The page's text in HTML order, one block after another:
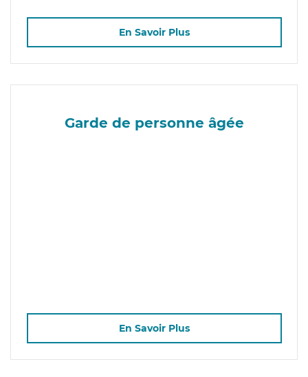
En Savoir Plus
Garde de personne âgée
En Savoir Plus